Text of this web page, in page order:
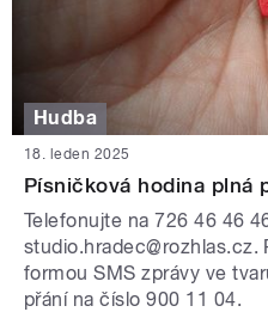
Hudba
18. leden 2025
Písničková hodina plná
Telefonujte na 726 46 46
studio.hradec@rozhlas.cz.
formou SMS zprávy ve
přání na číslo 900 11 04.